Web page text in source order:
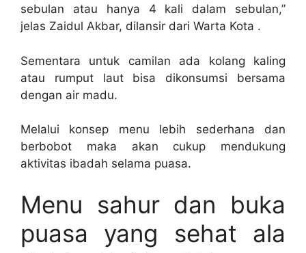
sebulan atau hanya 4 kali dalam sebulan,”
jelas Zaidul Akbar, dilansir dari Warta Kota .
Sementara untuk camilan ada kolang kaling
atau rumput laut bisa dikonsumsi bersama
dengan air madu.
Melalui konsep menu lebih sederhana dan
berbobot maka akan cukup mendukung
aktivitas ibadah selama puasa.
Menu sahur dan buka
puasa yang sehat ala